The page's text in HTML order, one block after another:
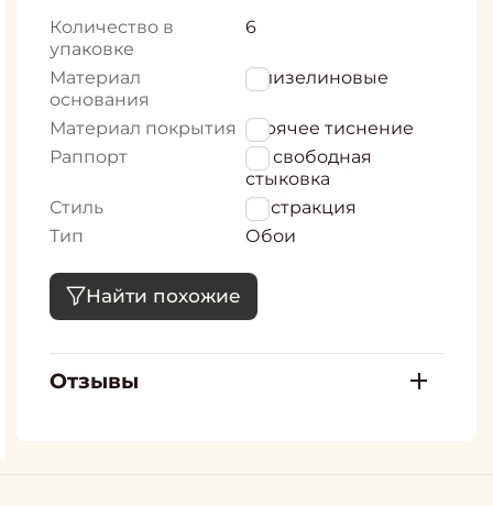
Количество в
упаковке
6
Материал
основания
Флизелиновые
Материал покрытия Горячее тиснение
Раппорт
64 свободная
стыковка
Стиль
Абстракция
Тип
Обои
Найти похожие
Отзывы